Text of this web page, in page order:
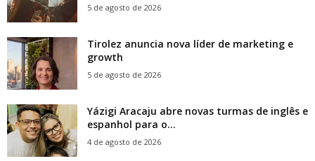
5 de agosto de 2026
Tirolez anuncia nova líder de marketing e
growth
5 de agosto de 2026
Yázigi Aracaju abre novas turmas de inglês e
espanhol para o...
4 de agosto de 2026